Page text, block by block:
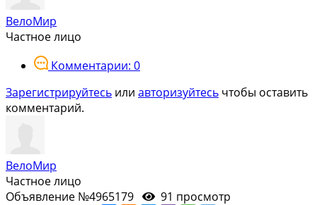
ВелоМир
Частное лицо
Комментарии: 0
Зарегистрируйтесь или авторизуйтесь чтобы оставить
комментарий.
ВелоМир
Частное лицо
Объявление №4965179
91 просмотр